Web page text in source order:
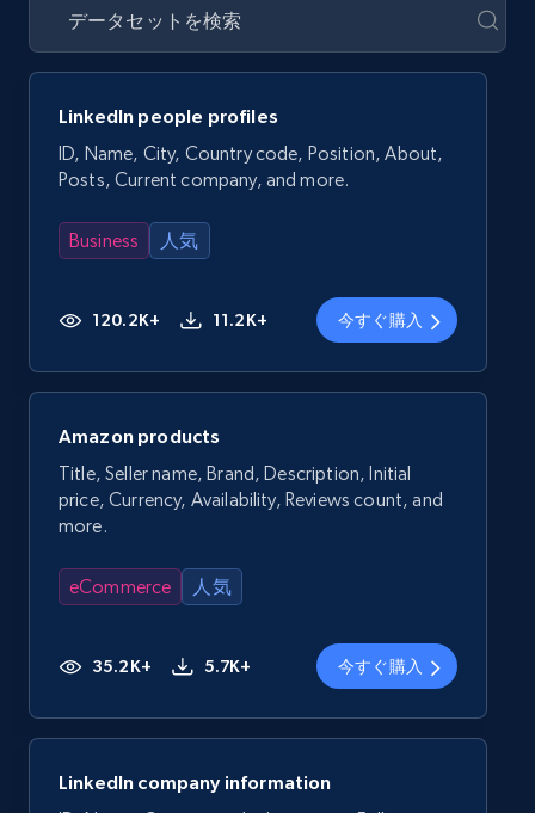
LinkedIn people profiles
ID, Name, City, Country code, Position, About,
Posts, Current company, and more.
Business 人気
120.2K+ 11.2K+ 今すぐ購入
Amazon products
Title, Seller name, Brand, Description, Initial
price, Currency, Availability, Reviews count, and
more.
eCommerce 人気
35.2K+ 5.7K+ 今すぐ購入
LinkedIn company information